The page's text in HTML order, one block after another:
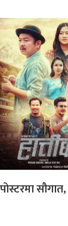
पोस्टरमा